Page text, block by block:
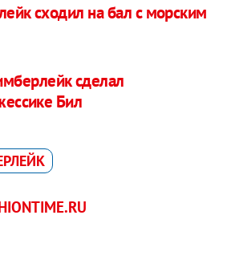
сходил на бал с морским
сделал
Бил